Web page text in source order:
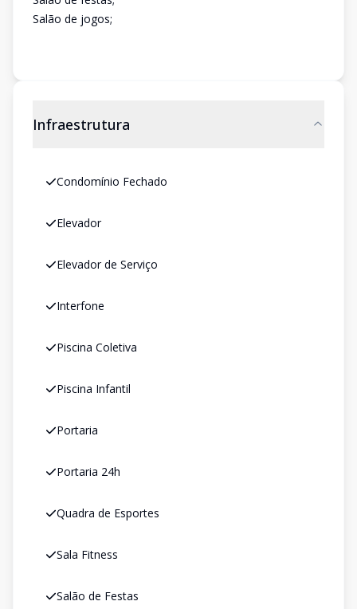
Salão de jogos;
Infraestrutura
Condomínio Fechado
Elevador
Elevador de Serviço
Interfone
Piscina Coletiva
Piscina Infantil
Portaria
Portaria 24h
Quadra de Esportes
Sala Fitness
Salão de Festas